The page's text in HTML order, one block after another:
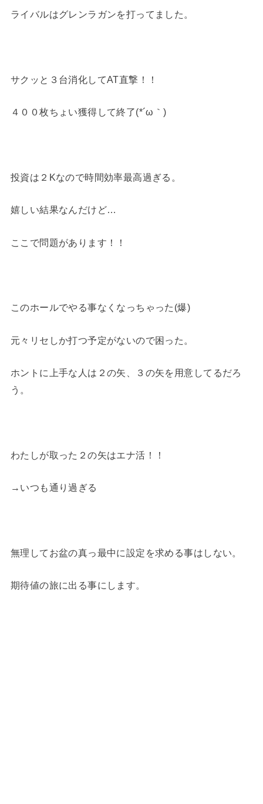
ライバルはグレンラガンを打ってました。
サクッと３台消化してAT直撃！！
４００枚ちょい獲得して終了(*´ω｀)
投資は２Kなので時間効率最高過ぎる。
嬉しい結果なんだけど…
ここで問題があります！！
このホールでやる事なくなっちゃった(爆)
元々リセしか打つ予定がないので困った。
ホントに上手な人は２の矢、３の矢を用意してるだろ
う。
わたしが取った２の矢はエナ活！！
→いつも通り過ぎる
無理してお盆の真っ最中に設定を求める事はしない。
期待値の旅に出る事にします。